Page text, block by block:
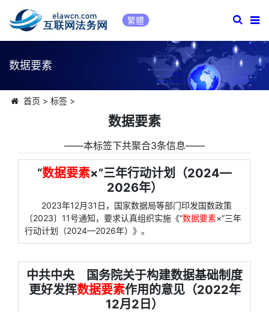
繁體
数据要素
首页 > 标签>
数据要素
――本标签下共聚合3条信息――
“数据要素×”三年行动计划（2024—
2026年）
2023年12月31日，国家数据局等部门印发国数政策
〔2023〕11号通知，要求认真组织实施《“数据要素×”三年
行动计划（2024—2026年）》。
中共中央 国务院关于构建数据基础制度
更好发挥数据要素作用的意见（2022年
12月2日）